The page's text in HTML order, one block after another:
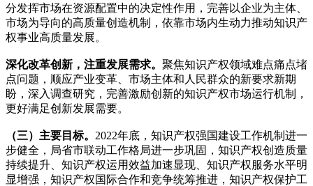
分发挥市场在资源配置中的决定性作用，完善以企业为主体、
市场为导向的高质量创造机制，依靠市场内生动力推动知识产
权事业高质量发展。
深化改革创新，注重发展需求。 聚焦知识产权领域难点痛点堵
点问题，顺应产业变革、市场主体和人民群众的新要求新期
盼，深入调查研究，完善激励创新的知识产权市场运行机制，
更好满足创新发展需要。
（三）主要目标。 2022年底，知识产权强国建设工作机制进一
步健全，局省市联动工作格局进一步巩固，知识产权创造质量
持续提升、知识产权运用效益加速显现、知识产权服务水平明
显增强，知识产权国际合作和竞争统筹推进，知识产权保护工